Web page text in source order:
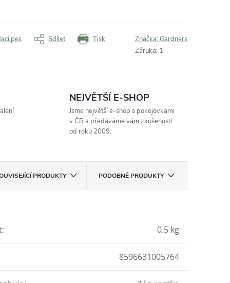
Tisk
pes Sdílet Značka: Gardners
Záruka: 1
NEJVĚTŠÍ E-SHOP
Jsme největší e-shop s pokojovkami
v ČR a předáváme vám zkušenosti
od roku 2009.
PRODUKTY PODOBNÉ PRODUKTY
: 0.5 kg
8596631005764